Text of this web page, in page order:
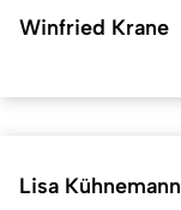
Winfried Krane
Lisa Kühnemann